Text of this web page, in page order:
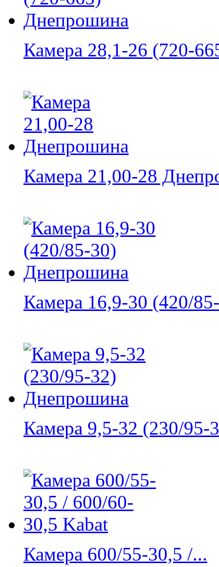
Камера 28,1-26 (720-
Камера 21,00-28
Камера 16,9-30 (420/
Камера 9,5-32 (230/95-
Камера 600/55-30,5 /...